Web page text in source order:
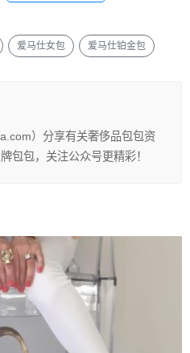
爱马仕女包 爱马仕铂金包
）分享有关奢侈品包包资
包包，关注公众号更精彩！